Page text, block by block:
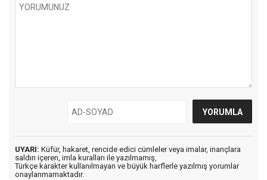
UYARI: Küfür, hakaret, rencide edici cümleler veya imalar, inançlara
saldırı içeren, imla kuralları ile yazılmamış,
Türkçe karakter kullanılmayan ve büyük harflerle yazılmış yorumlar
onaylanmamaktadır.